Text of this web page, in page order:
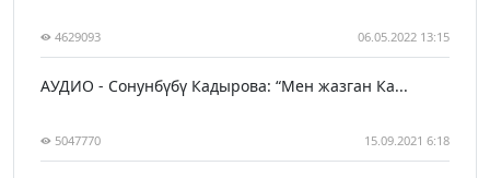
4629093 06.05.2022 13:15
АУДИО - Сонунбүбү Кадырова: “Мен жазган Ка...
5047770 15.09.2021 6:18